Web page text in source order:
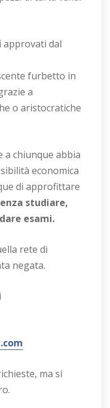
approvati dal
furbetto in
a
o aristocratiche
a chiunque abbia
economica
di approfittare
studiare,
esami.
rete di
negata.
ma si